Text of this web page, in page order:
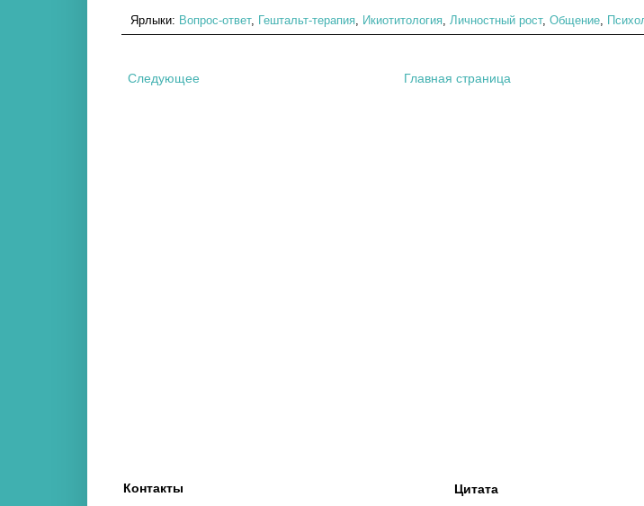
Ярлыки: Вопрос-ответ, Гештальт-терапия Икиотитология Личностный рост, Общение
Следующее Главная страница
Контакты Цитата